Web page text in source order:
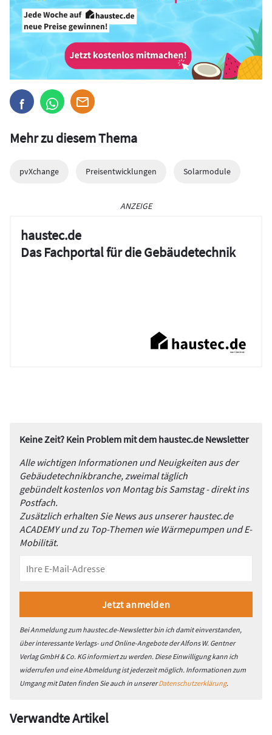
Mehr zu diesem Thema
pvXchange Preisentwicklungen Solarmodule
ANZEIGE
haustec.de
Das Fachportal für die Gebäudetechnik
Keine Zeit? Kein Problem mit dem haustec.de Newsletter
Alle wichtigen Informationen und Neuigkeiten aus der
Gebäudetechnikbranche, zweimal täglich
gebündelt kostenlos von Montag bis Samstag - direkt ins
Postfach.
Zusätzlich erhalten Sie News aus unserer haustec.de
ACADEMY und zu Top-Themen wie Wärmepumpen und E-
Mobilität.
Bei Anmeldung zum haustec.de-Newsletter bin ich damit einverstanden,
über interessante Verlags- und Online-Angebote der Alfons W. Gentner
Verlag GmbH & Co. KG informiert zu werden. Diese Einwilligung kann ich
widerrufen und eine Abmeldung ist jederzeit möglich. Informationen zum
Umgang mit Daten finden Sie auch in unsererDatenschutzerklärung.
Verwandte Artikel